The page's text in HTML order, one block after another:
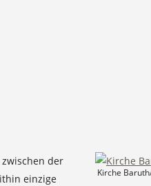
Kirche
der
einzige